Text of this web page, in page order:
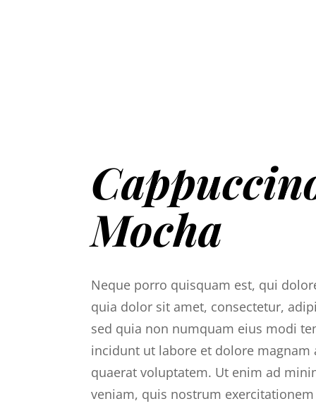
Mocha
Neque porro quisquam est, qui
quia dolor sit amet, consectetur,
sed quia non numquam eius modi
incidunt ut labore et dolore magnam
quaerat voluptatem. Ut enim ad
veniam, quis nostrum